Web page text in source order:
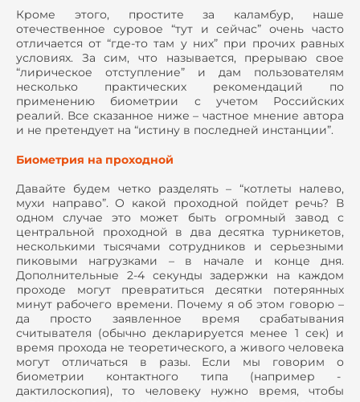
Кроме этого, простите за каламбур, наше
отечественное суровое “тут и сейчас” очень часто
отличается от “где-то там у них” при прочих равных
условиях. За сим, что называется, прерываю свое
“лирическое отступление” и дам пользователям
несколько практических рекомендаций по
применению биометрии с учетом Российских
реалий. Все сказанное ниже – частное мнение автора
и не претендует на “истину в последней инстанции”.
Биометрия на проходной
Давайте будем четко разделять – “котлеты налево,
мухи направо”. О какой проходной пойдет речь? В
одном случае это может быть огромный завод с
центральной проходной в два десятка турникетов,
несколькими тысячами сотрудников и серьезными
пиковыми нагрузками – в начале и конце дня.
Дополнительные 2-4 секунды задержки на каждом
проходе могут превратиться десятки потерянных
минут рабочего времени. Почему я об этом говорю –
да просто заявленное время срабатывания
считывателя (обычно декларируется менее 1 сек) и
время прохода не теоретического, а живого человека
могут отличаться в разы. Если мы говорим о
биометрии контактного типа (например -
дактилоскопия), то человеку нужно время, чтобы